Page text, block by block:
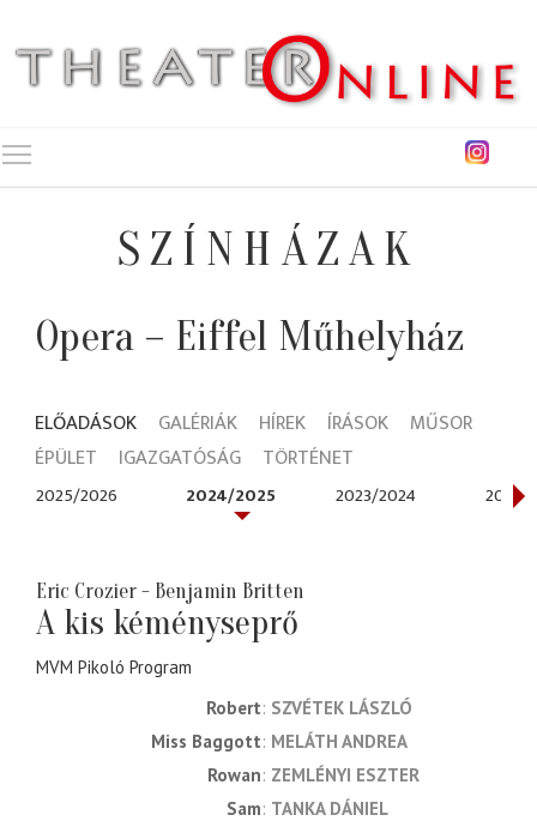
SZÍNHÁZAK
Opera – Eiffel Műhelyház
ELŐADÁSOK GALÉRIÁK HÍREK ÍRÁSOK
MŰSOR
ÉPÜLET
IGAZGATÓSÁG TÖRTÉNET
2025/2026 2024/2025 2023/2024 2021/
Eric Crozier - Benjamin Britten
A kis kéményseprő
MVM Pikoló Program
Robert SZVÉTEK LÁSZLÓ
Miss Baggott MELÁTH ANDREA
Rowan ZEMLÉNYI ESZTER
Sam TANKA DÁNIEL